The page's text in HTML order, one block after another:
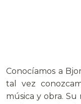
Conocíamos a
tal vez
música y obra.